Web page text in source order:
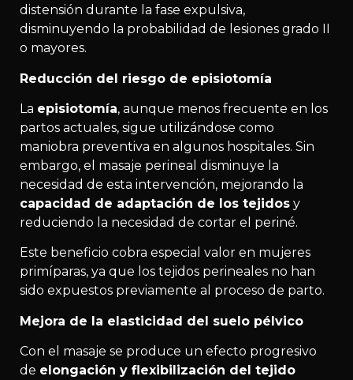
distensión durante la fase expulsiva,
disminuyendo la probabilidad de lesiones grado II
o mayores.
Reducción del riesgo de episiotomía
La episiotomía, aunque menos frecuente en los
partos actuales, sigue utilizándose como
maniobra preventiva en algunos hospitales. Sin
embargo, el masaje perineal disminuye la
necesidad de esta intervención, mejorando la
capacidad de adaptación de los tejidos y
reduciendo la necesidad de cortar el periné.
Este beneficio cobra especial valor en mujeres
primíparas, ya que los tejidos perineales no han
sido expuestos previamente al proceso de parto.
Mejora de la elasticidad del suelo pélvico
Con el masaje se produce un efecto progresivo
de elongación y flexibilización del tejido